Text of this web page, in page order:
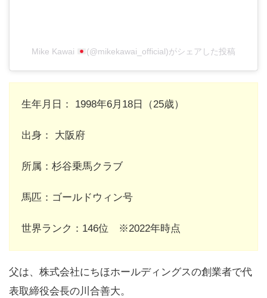
Mike Kawai (@mikekawai_official)がシェアした投稿
生年月日： 1998年6月18日（25歳）
出身： 大阪府
所属：杉谷乗馬クラブ
馬匹：ゴールドウィン号
世界ランク：146位 ※2022年時点
父は、株式会社にちほホールディングスの創業者で代
表取締役会長の川合善大。